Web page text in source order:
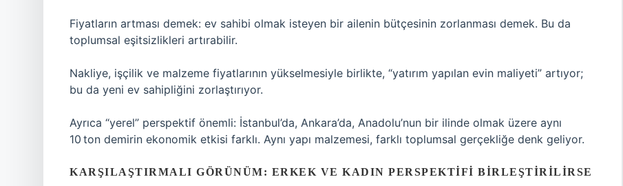
Fiyatların artması demek: ev sahibi olmak isteyen bir ailenin bütçesinin zorlanması demek. Bu da
toplumsal eşitsizlikleri artırabilir.
Nakliye, işçilik ve malzeme fiyatlarının yükselmesiyle birlikte, “yatırım yapılan evin maliyeti” artıyor;
bu da yeni ev sahipliğini zorlaştırıyor.
Ayrıca “yerel” perspektif önemli: İstanbul’da, Ankara’da, Anadolu’nun bir ilinde olmak üzere aynı
10 ton demirin ekonomik etkisi farklı. Aynı yapı malzemesi, farklı toplumsal gerçekliğe denk geliyor.
KARŞILAŞTIRMALI GÖRÜNÜM: ERKEK VE KADIN PERSPEKTIFI BIRLEŞTIRILIRSE